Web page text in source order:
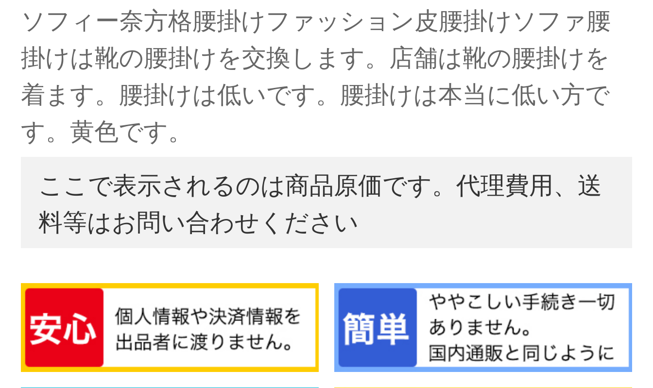
ソフィー奈方格腰掛けファッション皮腰掛けソファ腰
掛けは靴の腰掛けを交換します。店舗は靴の腰掛けを
着ます。腰掛けは低いです。腰掛けは本当に低い方で
す。黄色です。
ここで表示されるのは商品原価です。代理費用、送
料等はお問い合わせください